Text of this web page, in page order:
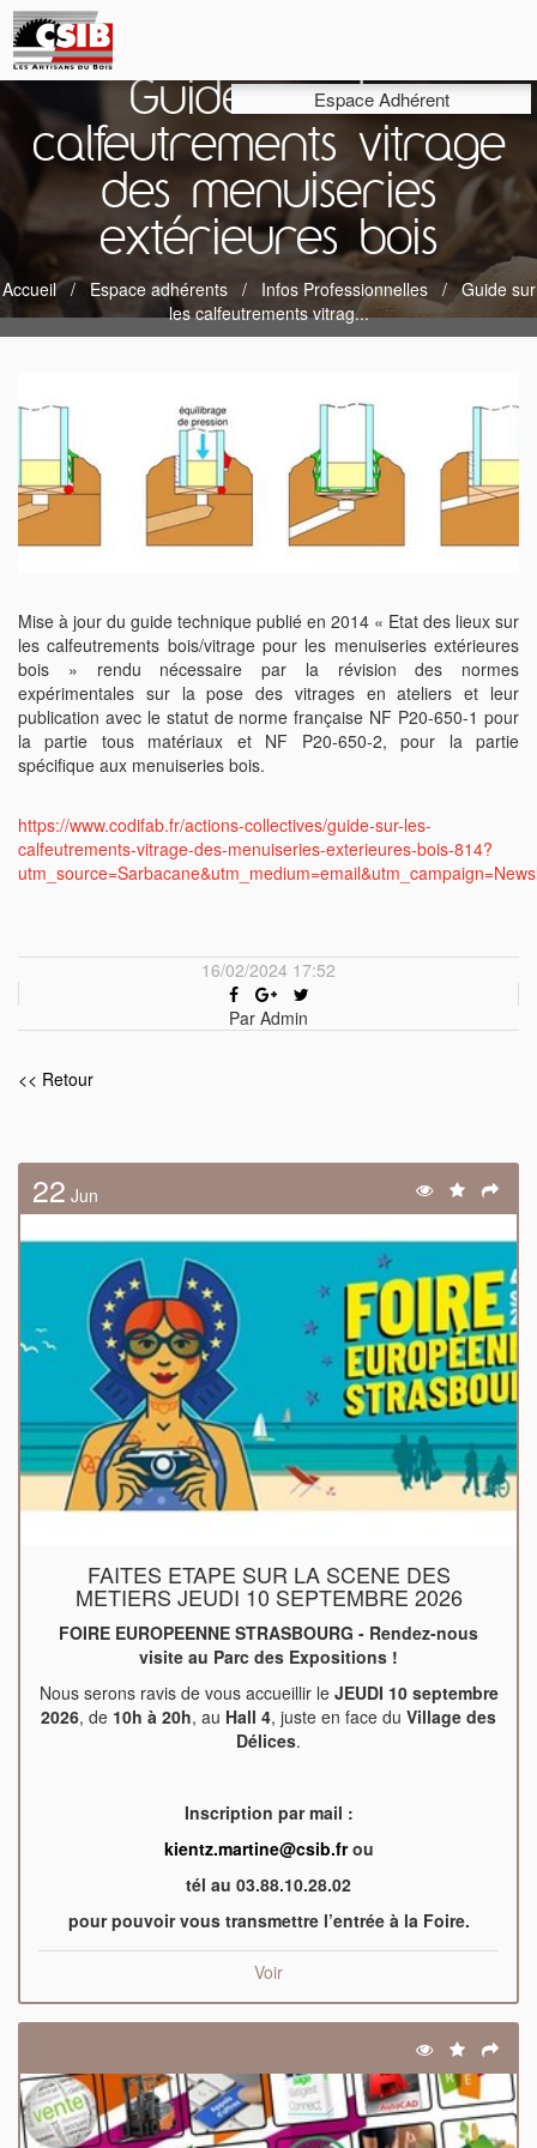
Espace Adhérent
Guide sur les
calfeutrements vitrage
des menuiseries
extérieures bois
Accueil Espace adhérents Infos Professionnelles
Guide sur
les calfeutrements vitrag...
Mise à jour du guide technique publié en 2014 « Etat des lieux sur
les calfeutrements bois/vitrage pour les menuiseries extérieures
bois » rendu nécessaire par la révision des normes
expérimentales sur la pose des vitrages en ateliers et leur
publication avec le statut de norme française NF P20-650-1 pour
la partie tous matériaux et NF P20-650-2, pour la partie
spécifique aux menuiseries bois.
https://www.codifab.fr/actions-collectives/guide-sur-les-
calfeutrements-vitrage-des-menuiseries-exterieures-bois-814?
16/02/2024 17:52
Par Admin
<< Retour
22 Jun
FAITES ETAPE SUR LA SCENE DES
METIERS JEUDI 10 SEPTEMBRE 2026
FOIRE EUROPEENNE STRASBOURG - Rendez-nous
visite au Parc des Expositions !
Nous serons ravis de vous accueillir le JEUDI 10 septembre
2026, de 10h à 20h, au Hall 4, juste en face du Village des
Délices.
Inscription par mail :
kientz.martine@csib.frou
tél au 03.88.10.28.02
pour pouvoir vous transmettre l’entrée à la Foire.
Voir